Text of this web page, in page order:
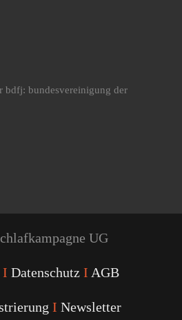
bdfj: bundesvereinigung der
UG
I Datenschutz I AGB
I Newsletter